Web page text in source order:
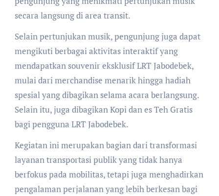
secara langsung di area transit.
Selain pertunjukan musik, pengunjung juga dapat
mengikuti berbagai aktivitas interaktif yang
mendapatkan souvenir eksklusif LRT Jabodebek,
mulai dari merchandise menarik hingga hadiah
spesial yang dibagikan selama acara berlangsung.
Selain itu, juga dibagikan Kopi dan es Teh Gratis
bagi pengguna LRT Jabodebek.
Kegiatan ini merupakan bagian dari transformasi
layanan transportasi publik yang tidak hanya
berfokus pada mobilitas, tetapi juga menghadirkan
pengalaman perjalanan yang lebih berkesan bagi